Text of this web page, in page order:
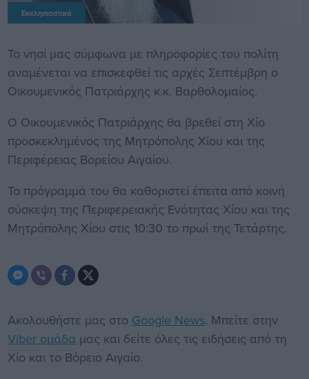
Εκκλησιαστικά
Το νησί μας σύμφωνα με πληροφορίες του πολίτη
αναμένεται να επισκεφθεί τις αρχές Σεπτέμβρη ο
Οικουμενικός Πατριάρχης κ.κ. Βαρθολομαίος.
Ο Οικουμενικός Πατριάρχης θα βρεθεί στη Χίο
προσκεκλημένος της Μητρόπολης Χίου και της
Περιφέρειας Βορείου Αιγαίου.
Το πρόγραμμά του θα καθοριστεί έπειτα από κοινή
σύσκεψη της Περιφερειακής Ενότητας Χίου και της
Μητρόπολης Χίου στις 10:30 το πρωί της Τετάρτης.
Ακολουθήστε μας στο Google News. Μπείτε στην
Viber ομάδα μας και δείτε όλες τις ειδήσεις από τη
Χίο και το Βόρειο Αιγαίο.